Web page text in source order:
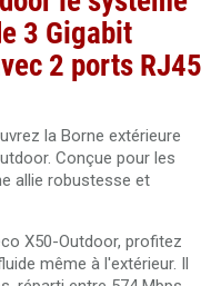
3 Gigabit
2 ports RJ45
la Borne extérieure
Conçue pour les
allie robustesse et
X50-Outdoor, profitez
même à l'extérieur. Il